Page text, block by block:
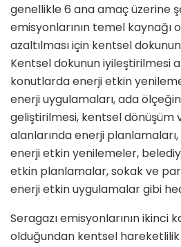
genellikle 6 ana amaç üzerine
emisyonlarının temel kaynağı
azaltılması için kentsel
Kentsel dokunun iyileştirilmesi
konutlarda enerji etkin
enerji uygulamaları, ada
geliştirilmesi, kentsel dönüşüm
alanlarında enerji
enerji etkin yenilemeler,
etkin planlamalar, sokak ve
enerji etkin uygulamalar gibi
Seragazı emisyonlarının ikinci
olduğundan kentsel hareketlilik